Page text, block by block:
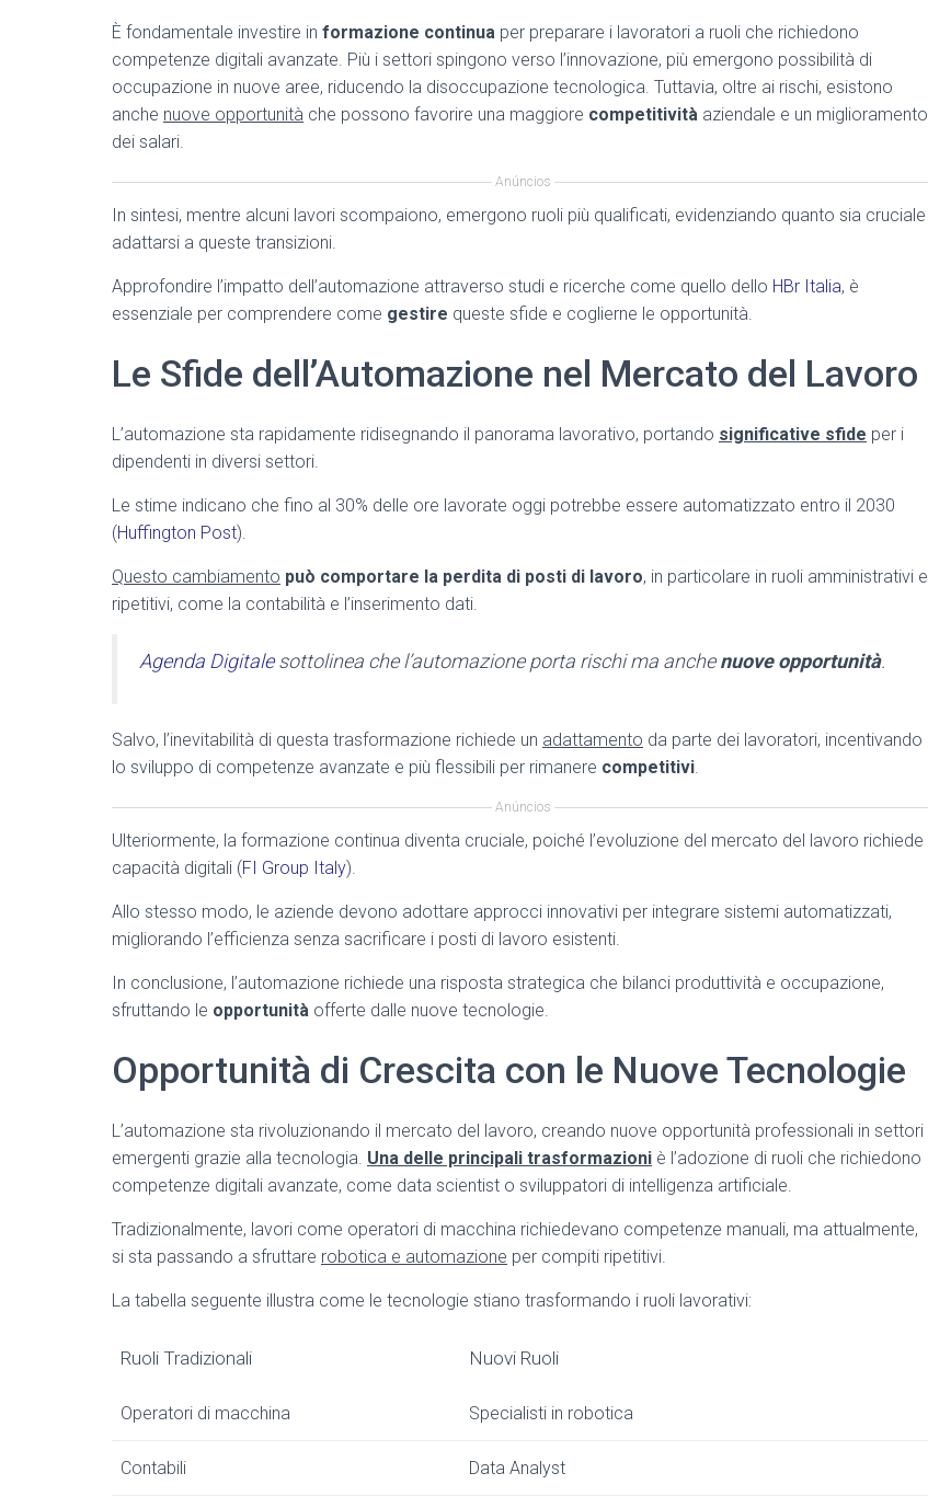
È fondamentale investire in formazione continua per preparare i lavoratori a ruoli che richiedono
competenze digitali avanzate. Più i settori spingono verso l’innovazione, più emergono possibilità di
occupazione in nuove aree, riducendo la disoccupazione tecnologica. Tuttavia, oltre ai rischi, esistono
anche nuove opportunità che possono favorire una maggiore competitività aziendale e un miglioramento
dei salari.
Anúncios
In sintesi, mentre alcuni lavori scompaiono, emergono ruoli più qualificati, evidenziando quanto sia cruciale
adattarsi a queste transizioni.
Approfondire l’impatto dell’automazione attraverso studi e ricerche come quello dello HBr Italia, è
essenziale per comprendere come gestire queste sfide e coglierne le opportunità.
Le Sfide dell’Automazione nel Mercato del Lavoro
L’automazione sta rapidamente ridisegnando il panorama lavorativo, portando significative sfide per i
dipendenti in diversi settori.
Le stime indicano che fino al 30% delle ore lavorate oggi potrebbe essere automatizzato entro il 2030
(Huffington Post).
Questo cambiamento può comportare la perdita di posti di lavoro, in particolare in ruoli amministrativi e
ripetitivi, come la contabilità e l’inserimento dati.
Agenda Digitalesottolinea che l’automazione porta rischi ma anchenuove opportunità.
Salvo, l’inevitabilità di questa trasformazione richiede un adattamento da parte dei lavoratori, incentivando
lo sviluppo di competenze avanzate e più flessibili per rimanere competitivi.
Anúncios
Ulteriormente, la formazione continua diventa cruciale, poiché l’evoluzione del mercato del lavoro richiede
capacità digitali (FI Group Italy).
Allo stesso modo, le aziende devono adottare approcci innovativi per integrare sistemi automatizzati,
migliorando l’efficienza senza sacrificare i posti di lavoro esistenti.
In conclusione, l’automazione richiede una risposta strategica che bilanci produttività e occupazione,
sfruttando le opportunità offerte dalle nuove tecnologie.
Opportunità di Crescita con le Nuove Tecnologie
L’automazione sta rivoluzionando il mercato del lavoro, creando nuove opportunità professionali in settori
emergenti grazie alla tecnologia. Una delle principali trasformazioni è l’adozione di ruoli che richiedono
competenze digitali avanzate, come data scientist o sviluppatori di intelligenza artificiale.
Tradizionalmente, lavori come operatori di macchina richiedevano competenze manuali, ma attualmente,
si sta passando a sfruttare robotica e automazione per compiti ripetitivi.
La tabella seguente illustra come le tecnologie stiano trasformando i ruoli lavorativi:
Ruoli Tradizionali Nuovi Ruoli
Operatori di macchina Specialisti in robotica
Contabili Data Analyst